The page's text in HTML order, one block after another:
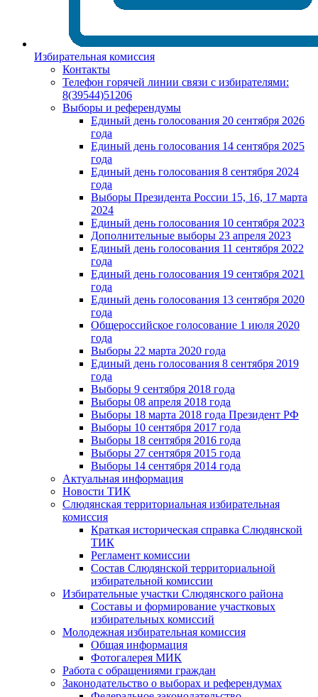
Избирательная комиссия
Контакты
Телефон горячей линии связи с избирателями:
8(39544)51206
Выборы и референдумы
Единый день голосования 20 сентября 2026
года
Единый день голосования 14 сентября 2025
года
Единый день голосования 8 сентября 2024
года
Выборы Президента России 15, 16, 17 марта
2024
Единый день голосования 10 сентября 2023
Дополнительные выборы 23 апреля 2023
Единый день голосования 11 сентября 2022
года
Единый день голосования 19 сентября 2021
года
Единый день голосования 13 сентября 2020
года
Общероссийское голосование 1 июля 2020
года
Выборы 22 марта 2020 года
Единый день голосования 8 сентября 2019
года
Выборы 9 сентября 2018 года
Выборы 08 апреля 2018 года
Выборы 18 марта 2018 года Президент РФ
Выборы 10 сентября 2017 года
Выборы 18 сентября 2016 года
Выборы 27 сентября 2015 года
Выборы 14 сентября 2014 года
Актуальная информация
Новости ТИК
Слюдянская территориальная избирательная
комиссия
Краткая историческая справка Слюдянской
ТИК
Регламент комиссии
Состав Слюдянской территориальной
избирательной комиссии
Избирательные участки Слюдянского района
Составы и формирование участковых
избирательных комиссий
Молодежная избирательная комиссия
Общая информация
Фотогалерея МИК
Работа с обращениями граждан
Законодательство о выборах и референдумах